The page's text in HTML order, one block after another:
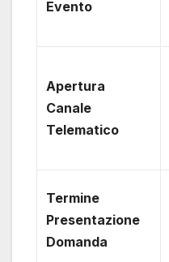
Evento
Apertura
Canale
Telematico
Termine
Presentazione
Domanda